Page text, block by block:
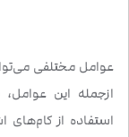
عوامل مختلفی
ازجمله این
استفاده از کام‌های